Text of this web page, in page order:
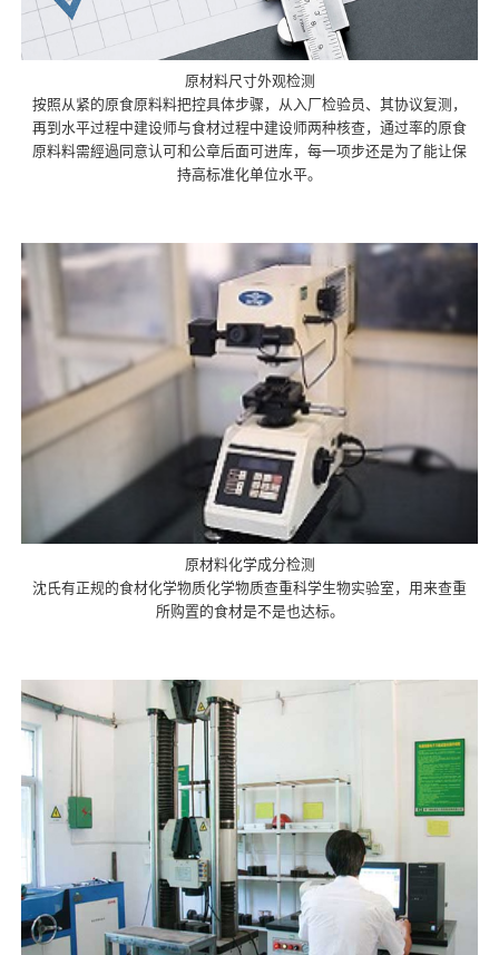
原材料尺寸外观检测
按照从紧的原食原料料把控具体步骤，从入厂检验员、其协议复测，
再到水平过程中建设师与食材过程中建设师两种核查，通过率的原食
原料料需經過同意认可和公章后面可进库，每一项步还是为了能让保
持高标准化单位水平。
原材料化学成分检测
沈氏有正规的食材化学物质化学物质查重科学生物实验室，用来查重
所购置的食材是不是也达标。